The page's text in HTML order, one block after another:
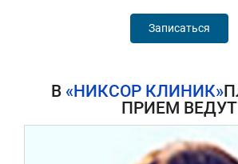
Записаться
В «НИКСОР КЛИНИК»
ПРИЕМ ВЕДУТ